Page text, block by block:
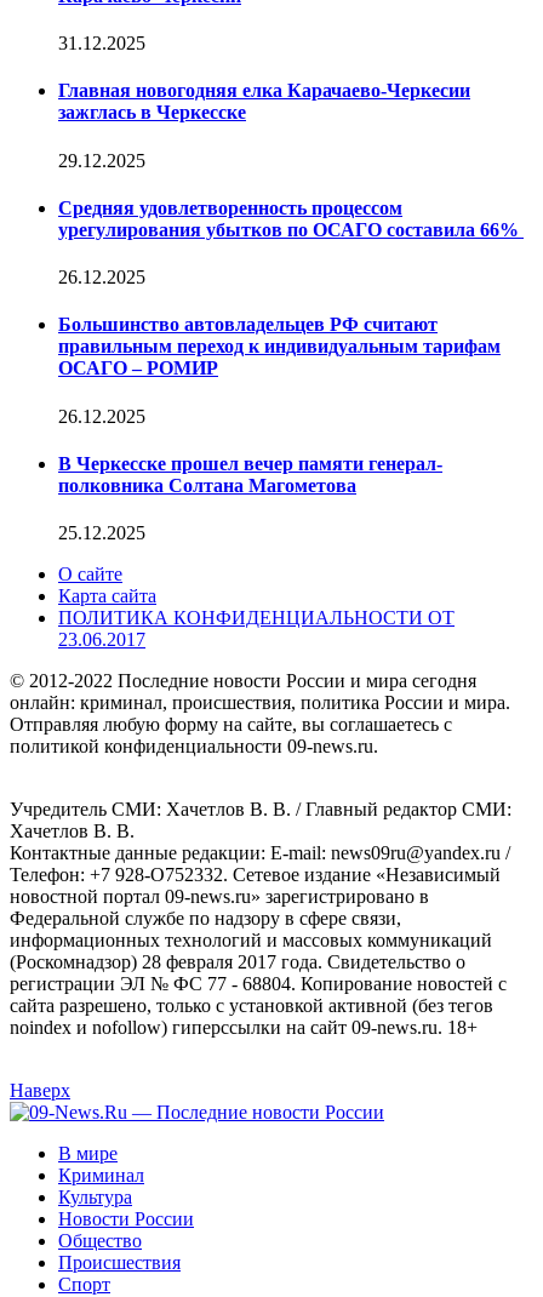
31.12.2025
Главная новогодняя елка Карачаево-Черкесии
зажглась в Черкесске
29.12.2025
Средняя удовлетворенность процессом
урегулирования убытков по ОСАГО составила 66%
26.12.2025
Большинство автовладельцев РФ считают
правильным переход к индивидуальным тарифам
ОСАГО – РОМИР
26.12.2025
В Черкесске прошел вечер памяти генерал-
полковника Солтана Магометова
25.12.2025
О сайте
Карта сайта
ПОЛИТИКА КОНФИДЕНЦИАЛЬНОСТИ ОТ
23.06.2017
© 2012-2022 Последние новости России и мира сегодня
онлайн: криминал, происшествия, политика России и мира.
Отправляя любую форму на сайте, вы соглашаетесь с
политикой конфиденциальности 09-news.ru.
Учредитель СМИ: Хaчeтлoв B. B. / Главный редактор СМИ:
Хaчeтлoв B. B.
Контактные данные редакции: E-mail: news09ru@yandex.ru /
Телефон: +7 928-O752332. Сетевое издание «Независимый
новостной портал 09-news.ru» зарегистрировано в
Федеральной службе по надзору в сфере связи,
информационных технологий и массовых коммуникаций
(Роскомнадзор) 28 февраля 2017 года. Свидетельство о
регистрации ЭЛ № ФС 77 - 68804. Копирование новостей с
сайта разрешено, только с установкой активной (без тегов
noindex и nofollow) гиперссылки на сайт 09-news.ru. 18+
Наверх
В мире
Криминал
Культура
Новости России
Общество
Происшествия
Спорт